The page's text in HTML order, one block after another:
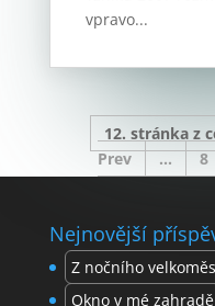
vpravo...
12. stránka z
...
8
Nejnovější
Z nočního
Okno v mé zahradě